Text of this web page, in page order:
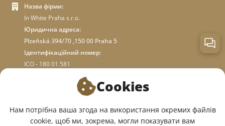
Назва фірми:
In White Praha s.r.o.
Юридична адреса:
Plzeňská 394/70 ,150 00 Praha 5
Ідентифікаційний номер:
ICO - 180 01 581
ПРО МАГАЗИН
Cookies
Нам потрібна ваша згода на використання окремих файлів
cookie, щоб ми, зокрема, могли показувати вам